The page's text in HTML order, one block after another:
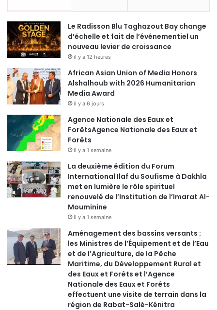
Le Radisson Blu Taghazout Bay change
d’échelle et fait de l’événementiel un
nouveau levier de croissance
il y a 12 heures
African Asian Union of Media Honors
Alshalhoub with 2026 Humanitarian
Media Award
il y a 6 jours
Agence Nationale des Eaux et
ForêtsAgence Nationale des Eaux et
Forêts
il y a 1 semaine
La deuxième édition du Forum
International Ilaf du Soufisme à Dakhla
met en lumière le rôle spirituel
renouvelé de l’Institution de l’Imarat Al-
Mouminine
il y a 1 semaine
Aménagement des bassins versants :
les Ministres de l’Équipement et de l’Eau
et de l’Agriculture, de la Pêche
Maritime, du Développement Rural et
des Eaux et Forêts et l’Agence
Nationale des Eaux et Forêts
effectuent une visite de terrain dans la
région de Rabat-Salé-Kénitra